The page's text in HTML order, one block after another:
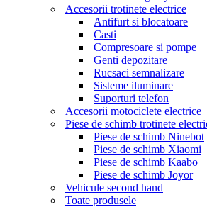
Accesorii trotinete electrice
Antifurt si blocatoare
Casti
Compresoare si pompe
Genti depozitare
Rucsaci semnalizare
Sisteme iluminare
Suporturi telefon
Accesorii motociclete electrice
Piese de schimb trotinete
Piese de schimb Ninebot
Piese de schimb Xiaomi
Piese de schimb Kaabo
Piese de schimb Joyor
Vehicule second hand
Toate produsele